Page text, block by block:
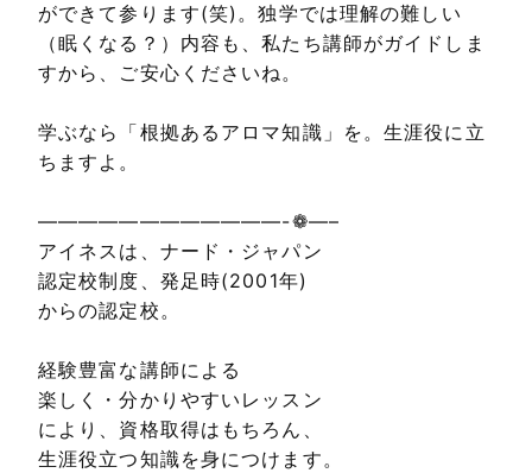
ができて参ります(笑)。独学では理解の難しい
（眠くなる？）内容も、私たち講師がガイドしま
すから、ご安心くださいね。
学ぶなら「根拠あるアロマ知識」を。生涯役に立
ちますよ。
————————————-❁—–
アイネスは、ナード・ジャパン
認定校制度、発足時(2001年)
からの認定校。
経験豊富な講師による
楽しく・分かりやすいレッスン
により、資格取得はもちろん、
生涯役立つ知識を身につけます。